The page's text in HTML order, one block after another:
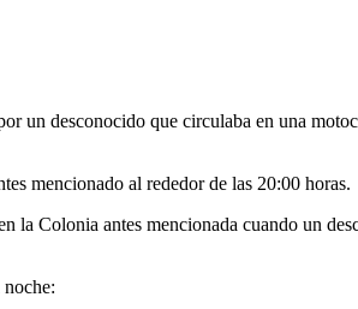
un desconocido que circulaba en una
mencionado al rededor de las 20:00 horas.
Colonia antes mencionada cuando un